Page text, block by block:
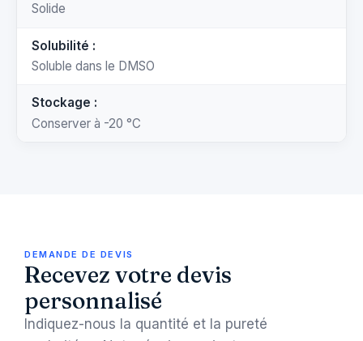
Solide
Solubilité :
Soluble dans le DMSO
Stockage :
Conserver à -20 °C
DEMANDE DE DEVIS
Recevez votre devis
personnalisé
Indiquez-nous la quantité et la pureté